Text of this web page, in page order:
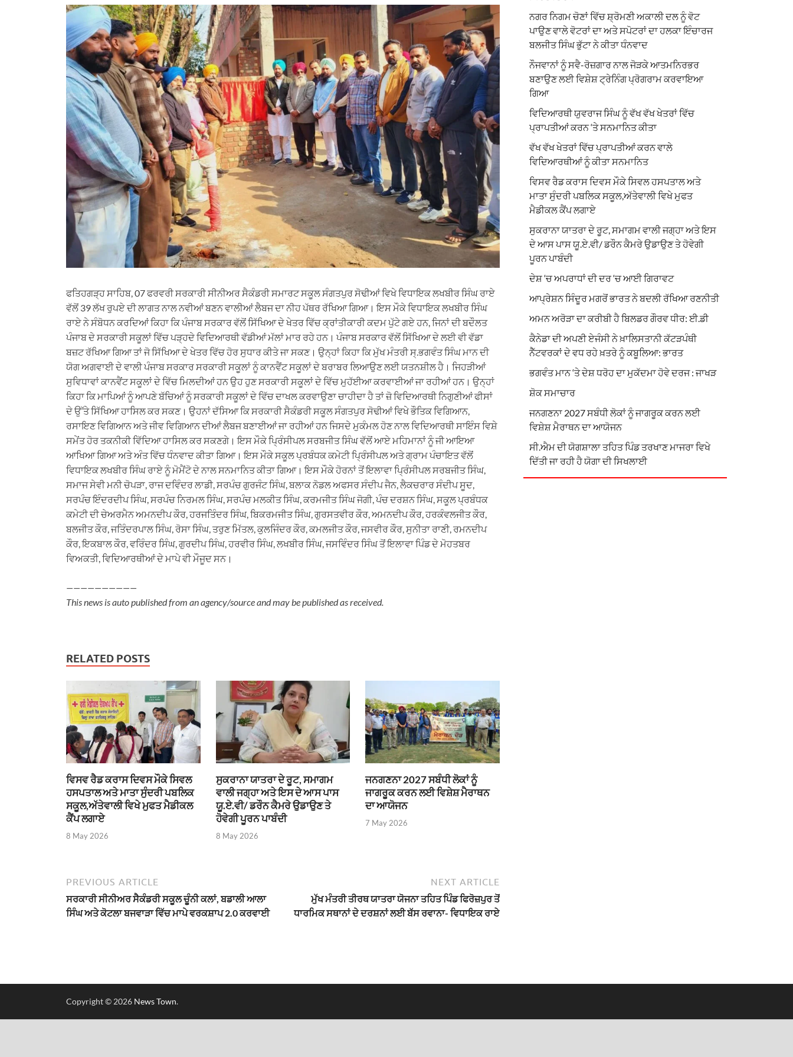
ਫਤਿਹਗੜ੍ਹ ਸਾਹਿਬ, 07 ਫਰਵਰੀ ਸਰਕਾਰੀ ਸੀਨੀਅਰ ਸੈਕੰਡਰੀ ਸਮਾਰਟ ਸਕੂਲ ਸੰਗਤਪੁਰ ਸੋਢੀਆਂ ਵਿਖੇ ਵਿਧਾਇਕ ਲਖਬੀਰ ਸਿੰਘ ਰਾਏ
ਵੱਲੋਂ 39 ਲੱਖ ਰੁਪਏ ਦੀ ਲਾਗਤ ਨਾਲ ਨਵੀਆਂ ਬਣਨ ਵਾਲੀਆਂ ਲੈਬਜ ਦਾ ਨੀਹ ਪੱਥਰ ਰੱਖਿਆ ਗਿਆ। ਇਸ ਮੌਕੇ ਵਿਧਾਇਕ ਲਖਬੀਰ ਸਿੰਘ
ਰਾਏ ਨੇ ਸੰਬੋਧਨ ਕਰਦਿਆਂ ਕਿਹਾ ਕਿ ਪੰਜਾਬ ਸਰਕਾਰ ਵੱਲੋਂ ਸਿੱਖਿਆ ਦੇ ਖੇਤਰ ਵਿੱਚ ਕ੍ਰਾਂਤੀਕਾਰੀ ਕਦਮ ਪੁੱਟੇ ਗਏ ਹਨ, ਜਿਨਾਂ ਦੀ ਬਦੌਲਤ
ਪੰਜਾਬ ਦੇ ਸਰਕਾਰੀ ਸਕੂਲਾਂ ਵਿੱਚ ਪੜ੍ਹਦੇ ਵਿਦਿਆਰਥੀ ਵੱਡੀਆਂ ਮੱਲਾਂ ਮਾਰ ਰਹੇ ਹਨ। ਪੰਜਾਬ ਸਰਕਾਰ ਵੱਲੋਂ ਸਿੱਖਿਆ ਦੇ ਲਈ ਵੀ ਵੱਡਾ
ਬਜ਼ਟ ਰੱਖਿਆ ਗਿਆ ਤਾਂ ਜੋ ਸਿੱਖਿਆ ਦੇ ਖੇਤਰ ਵਿੱਚ ਹੋਰ ਸੁਧਾਰ ਕੀਤੇ ਜਾ ਸਕਣ। ਉਨ੍ਹਾਂ ਕਿਹਾ ਕਿ ਮੁੱਖ ਮੰਤਰੀ ਸ੍.ਭਗਵੰਤ ਸਿੰਘ ਮਾਨ ਦੀ
ਯੋਗ ਅਗਵਾਈ ਦੇ ਵਾਲੀ ਪੰਜਾਬ ਸਰਕਾਰ ਸਰਕਾਰੀ ਸਕੂਲਾਂ ਨੂੰ ਕਾਨਵੈਂਟ ਸਕੂਲਾਂ ਦੇ ਬਰਾਬਰ ਲਿਆਉਣ ਲਈ ਯਤਨਸ਼ੀਲ ਹੈ। ਜਿਹੜੀਆਂ
ਸੁਵਿਧਾਵਾਂ ਕਾਨਵੈਂਟ ਸਕੂਲਾਂ ਦੇ ਵਿੱਚ ਮਿਲਦੀਆਂ ਹਨ ਉਹ ਹੁਣ ਸਰਕਾਰੀ ਸਕੂਲਾਂ ਦੇ ਵਿੱਚ ਮੁਹੱਈਆ ਕਰਵਾਈਆਂ ਜਾ ਰਹੀਆਂ ਹਨ। ਉਨ੍ਹਾਂ
ਕਿਹਾ ਕਿ ਮਾਪਿਆਂ ਨੂੰ ਆਪਣੇ ਬੱਚਿਆਂ ਨੂੰ ਸਰਕਾਰੀ ਸਕੂਲਾਂ ਦੇ ਵਿੱਚ ਦਾਖਲ ਕਰਵਾਉਣਾ ਚਾਹੀਦਾ ਹੈ ਤਾਂ ਜ਼ੋ ਵਿਦਿਆਰਥੀ ਨਿਗੁਣੀਆਂ ਫੀਸਾਂ
ਦੇ ਉੱਤੇ ਸਿੱਖਿਆ ਹਾਸਿਲ ਕਰ ਸਕਣ। ਉਹਨਾਂ ਦੱਸਿਆ ਕਿ ਸਰਕਾਰੀ ਸੈਕੰਡਰੀ ਸਕੂਲ ਸੰਗਤਪੁਰ ਸੋਢੀਆਂ ਵਿਖੇ ਭੌਤਿਕ ਵਿਗਿਆਨ,
ਰਸਾਇਣ ਵਿਗਿਆਨ ਅਤੇ ਜੀਵ ਵਿਗਿਆਨ ਦੀਆਂ ਲੈਬਜ ਬਣਾਈਆਂ ਜਾ ਰਹੀਆਂ ਹਨ ਜਿਸਦੇ ਮੁਕੰਮਲ ਹੋਣ ਨਾਲ ਵਿਦਿਆਰਥੀ ਸਾਇੰਸ ਵਿਸ਼ੇ
ਸਮੇਂਤ ਹੋਰ ਤਕਨੀਕੀ ਵਿੱਦਿਆ ਹਾਸਿਲ ਕਰ ਸਕਣਗੇ। ਇਸ ਮੌਕੇ ਪ੍ਰਿੰਸੀਪਲ ਸਰਬਜੀਤ ਸਿੰਘ ਵੱਲੋਂ ਆਏ ਮਹਿਮਾਨਾਂ ਨੂੰ ਜੀ ਆਇਆ
ਆਖਿਆ ਗਿਆ ਅਤੇ ਅੰਤ ਵਿੱਚ ਧੰਨਵਾਦ ਕੀਤਾ ਗਿਆ। ਇਸ ਮੌਕੇ ਸਕੂਲ ਪ੍ਰਬੰਧਕ ਕਮੇਟੀ ਪ੍ਰਿੰਸੀਪਲ ਅਤੇ ਗ੍ਰਾਮ ਪੰਚਾਇਤ ਵੱਲੋਂ
ਵਿਧਾਇਕ ਲਖਬੀਰ ਸਿੰਘ ਰਾਏ ਨੂੰ ਮੋਮੈਂਟੋ ਦੇ ਨਾਲ ਸਨਮਾਨਿਤ ਕੀਤਾ ਗਿਆ। ਇਸ ਮੌਕੇ ਹੋਰਨਾਂ ਤੋਂ ਇਲਾਵਾ ਪ੍ਰਿੰਸੀਪਲ ਸਰਬਜੀਤ ਸਿੰਘ,
ਸਮਾਜ ਸੇਵੀ ਮਨੀ ਚੋਪੜਾ, ਰਾਜ ਦਵਿੰਦਰ ਲਾਡੀ, ਸਰਪੰਚ ਗੁਰਜੰਟ ਸਿੰਘ, ਬਲਾਕ ਨੋਡਲ ਅਫਸਰ ਸੰਦੀਪ ਜੈਨ, ਲੈਕਚਰਾਰ ਸੰਦੀਪ ਸੂਦ,
ਸਰਪੰਚ ਇੰਦਰਦੀਪ ਸਿੰਘ, ਸਰਪੰਚ ਨਿਰਮਲ ਸਿੰਘ, ਸਰਪੰਚ ਮਲਕੀਤ ਸਿੰਘ, ਕਰਮਜੀਤ ਸਿੰਘ ਜੋਗੀ, ਪੰਚ ਦਰਸ਼ਨ ਸਿੰਘ, ਸਕੂਲ ਪ੍ਰਬੰਧਕ
ਕਮੇਟੀ ਦੀ ਚੇਅਰਮੈਨ ਅਮਨਦੀਪ ਕੌਰ, ਹਰਜਤਿੰਦਰ ਸਿੰਘ, ਬਿਕਰਮਜੀਤ ਸਿੰਘ, ਗੁਰਸਤਵੀਰ ਕੌਰ, ਅਮਨਦੀਪ ਕੌਰ, ਹਰਕੰਵਲਜੀਤ ਕੌਰ,
ਬਲਜੀਤ ਕੌਰ, ਜਤਿੰਦਰਪਾਲ ਸਿੰਘ, ਰੋਸਾ ਸਿੰਘ, ਤਰੁਣ ਮਿੱਤਲ, ਕੁਲਜਿੰਦਰ ਕੌਰ, ਕਮਲਜੀਤ ਕੌਰ, ਜਸਵੀਰ ਕੌਰ, ਸੁਨੀਤਾ ਰਾਣੀ, ਰਮਨਦੀਪ
ਕੌਰ, ਇਕਬਾਲ ਕੌਰ, ਵਰਿੰਦਰ ਸਿੰਘ, ਗੁਰਦੀਪ ਸਿੰਘ, ਹਰਵੀਰ ਸਿੰਘ, ਲਖਬੀਰ ਸਿੰਘ, ਜਸਵਿੰਦਰ ਸਿੰਘ ਤੋਂ ਇਲਾਵਾ ਪਿੰਡ ਦੇ ਮੋਹਤਬਰ
ਵਿਅਕਤੀ, ਵਿਦਿਆਰਥੀਆਂ ਦੇ ਮਾਪੇ ਵੀ ਮੌਜੂਦ ਸਨ।
——————————
This news is auto published from an agency/source and may be published as received.
RELATED POSTS
ਵਿਸਵ ਰੈਡ ਕਰਾਸ ਦਿਵਸ ਮੌਕੇ ਸਿਵਲ
ਹਸਪਤਾਲ ਅਤੇ ਮਾਤਾ ਸੁੰਦਰੀ ਪਬਲਿਕ
ਸਕੂਲ,ਅੱਤੇਵਾਲੀ ਵਿਖੇ ਮੁਫਤ ਮੈਡੀਕਲ
ਕੈਂਪ ਲਗਾਏ
8 May 2026
ਸੁਕਰਾਨਾ ਯਾਤਰਾ ਦੇ ਰੂਟ, ਸਮਾਗਮ
ਵਾਲੀ ਜਗ੍ਹਾ ਅਤੇ ਇਸ ਦੇ ਆਸ ਪਾਸ
ਯੂ.ਏ.ਵੀ/ ਡਰੌਨ ਕੈਮਰੇ ਉਡਾਉਣ ਤੇ
ਹੋਵੇਗੀ ਪੂਰਨ ਪਾਬੰਦੀ
8 May 2026
ਜਨਗਣਨਾ 2027 ਸਬੰਧੀ ਲੋਕਾਂ ਨੂੰ
ਜਾਗਰੂਕ ਕਰਨ ਲਈ ਵਿਸ਼ੇਸ਼ ਮੈਰਾਥਨ
ਦਾ ਆਯੋਜਨ
7 May 2026
PREVIOUS ARTICLE
ਸਰਕਾਰੀ ਸੀਨੀਅਰ ਸੈਕੰਡਰੀ ਸਕੂਲ ਚੂੰਨੀ ਕਲਾਂ, ਬਡਾਲੀ ਆਲਾ
ਸਿੰਘ ਅਤੇ ਕੋਟਲਾ ਬਜਵਾੜਾ ਵਿੱਚ ਮਾਪੇ ਵਰਕਸ਼ਾਪ 2.0 ਕਰਵਾਈ
NEXT ARTICLE
ਮੁੱਖ ਮੰਤਰੀ ਤੀਰਥ ਯਾਤਰਾ ਯੋਜਨਾ ਤਹਿਤ ਪਿੰਡ ਫਿਰੋਜ਼ਪੁਰ ਤੋਂ
ਧਾਰਮਿਕ ਸਥਾਨਾਂ ਦੇ ਦਰਸ਼ਨਾਂ ਲਈ ਬੱਸ ਰਵਾਨਾ- ਵਿਧਾਇਕ ਰਾਏ
ਨਗਰ ਨਿਗਮ ਚੋਣਾਂ ਵਿੱਚ ਸ਼੍ਰੋਮਣੀ ਅਕਾਲੀ ਦਲ ਨੂੰ ਵੋਟ
ਪਾਉਣ ਵਾਲੇ ਵੋਟਰਾਂ ਦਾ ਅਤੇ ਸਪੋਟਰਾਂ ਦਾ ਹਲਕਾ ਇੰਚਾਰਜ
ਬਲਜੀਤ ਸਿੰਘ ਭੁੱਟਾ ਨੇ ਕੀਤਾ ਧੰਨਵਾਦ
ਨੌਜਵਾਨਾਂ ਨੂੰ ਸਵੈ-ਰੋਜ਼ਗਾਰ ਨਾਲ ਜੋੜਕੇ ਆਤਮਨਿਰਭਰ
ਬਣਾਉਣ ਲਈ ਵਿਸ਼ੇਸ਼ ਟ੍ਰੇਨਿੰਗ ਪ੍ਰੋਗਰਾਮ ਕਰਵਾਇਆ
ਗਿਆ
ਵਿਦਿਆਰਥੀ ਯੁਵਰਾਜ ਸਿੰਘ ਨੂੰ ਵੱਖ ਵੱਖ ਖੇਤਰਾਂ ਵਿੱਚ
ਪ੍ਰਾਪਤੀਆਂ ਕਰਨ ‘ਤੇ ਸਨਮਾਨਿਤ ਕੀਤਾ
ਵੱਖ ਵੱਖ ਖੇਤਰਾਂ ਵਿੱਚ ਪ੍ਰਾਪਤੀਆਂ ਕਰਨ ਵਾਲੇ
ਵਿਦਿਆਰਥੀਆਂ ਨੂੰ ਕੀਤਾ ਸਨਮਾਨਿਤ
ਵਿਸਵ ਰੈਡ ਕਰਾਸ ਦਿਵਸ ਮੌਕੇ ਸਿਵਲ ਹਸਪਤਾਲ ਅਤੇ
ਮਾਤਾ ਸੁੰਦਰੀ ਪਬਲਿਕ ਸਕੂਲ,ਅੱਤੇਵਾਲੀ ਵਿਖੇ ਮੁਫਤ
ਮੈਡੀਕਲ ਕੈਂਪ ਲਗਾਏ
ਸੁਕਰਾਨਾ ਯਾਤਰਾ ਦੇ ਰੂਟ, ਸਮਾਗਮ ਵਾਲੀ ਜਗ੍ਹਾ ਅਤੇ ਇਸ
ਦੇ ਆਸ ਪਾਸ ਯੂ.ਏ.ਵੀ/ ਡਰੌਨ ਕੈਮਰੇ ਉਡਾਉਣ ਤੇ ਹੋਵੇਗੀ
ਪੂਰਨ ਪਾਬੰਦੀ
ਦੇਸ਼ ‘ਚ ਅਪਰਾਧਾਂ ਦੀ ਦਰ ‘ਚ ਆਈ ਗਿਰਾਵਟ
ਆਪ੍ਰੇਸ਼ਨ ਸਿੰਦੂਰ ਮਗਰੋਂ ਭਾਰਤ ਨੇ ਬਦਲੀ ਰੱਖਿਆ ਰਣਨੀਤੀ
ਅਮਨ ਅਰੋੜਾ ਦਾ ਕਰੀਬੀ ਹੈ ਬਿਲਡਰ ਗੌਰਵ ਧੀਰ: ਈ.ਡੀ
ਕੈਨੇਡਾ ਦੀ ਅਪਣੀ ਏਜੰਸੀ ਨੇ ਖ਼ਾਲਿਸਤਾਨੀ ਕੱਟੜਪੰਥੀ
ਨੈੱਟਵਰਕਾਂ ਦੇ ਵਧ ਰਹੇ ਖ਼ਤਰੇ ਨੂੰ ਕਬੂਲਿਆ: ਭਾਰਤ
ਭਗਵੰਤ ਮਾਨ ‘ਤੇ ਦੇਸ਼ ਧਰੋਹ ਦਾ ਮੁਕੱਦਮਾ ਹੋਵੇ ਦਰਜ : ਜਾਖੜ
ਸ਼ੋਕ ਸਮਾਚਾਰ
ਜਨਗਣਨਾ 2027 ਸਬੰਧੀ ਲੋਕਾਂ ਨੂੰ ਜਾਗਰੂਕ ਕਰਨ ਲਈ
ਵਿਸ਼ੇਸ਼ ਮੈਰਾਥਨ ਦਾ ਆਯੋਜਨ
ਸੀ.ਐਮ ਦੀ ਯੋਗਸ਼ਾਲਾ ਤਹਿਤ ਪਿੰਡ ਤਰਖਾਣ ਮਾਜਰਾ ਵਿਖੇ
ਦਿੱਤੀ ਜਾ ਰਹੀ ਹੈ ਯੋਗਾ ਦੀ ਸਿਖਲਾਈ
Copyright © 2026 News Town.